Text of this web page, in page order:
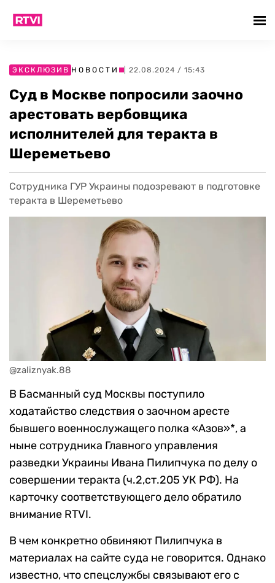
ЭКСКЛЮЗИВ НОВОСТИ | 22.08.2024 / 15:43
Суд в Москве попросили заочно
арестовать вербовщика
исполнителей для теракта в
Шереметьево
Сотрудника ГУР Украины подозревают в подготовке
теракта в Шереметьево
@zaliznyak.88
В Басманный суд Москвы поступило
ходатайство следствия о заочном аресте
бывшего военнослужащего полка «Азов»*, а
ныне сотрудника Главного управления
разведки Украины Ивана Пилипчука по делу о
совершении теракта (ч.2,ст.205 УК РФ). На
карточку соответствующего дело обратило
внимание RTVI.
В чем конкретно обвиняют Пилипчука в
материалах на сайте суда не говорится. Однако
известно, что спецслужбы связывают его с